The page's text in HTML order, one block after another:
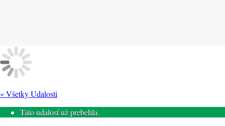
« Všetky Udalosti
Táto udalosť už prebehla.